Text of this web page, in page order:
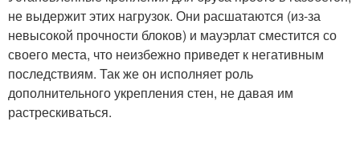
не выдержит этих нагрузок. Они расшатаются (из-за
невысокой прочности блоков) и мауэрлат сместится со
своего места, что неизбежно приведет к негативным
последствиям. Так же он исполняет роль
дополнительного укрепления стен, не давая им
растрескиваться.